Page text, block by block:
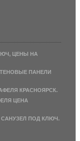
ЦЕНЫ НА
ПАНЕЛИ
КРАСНОЯРСК.
ЦЕНА
ПОД КЛЮЧ.